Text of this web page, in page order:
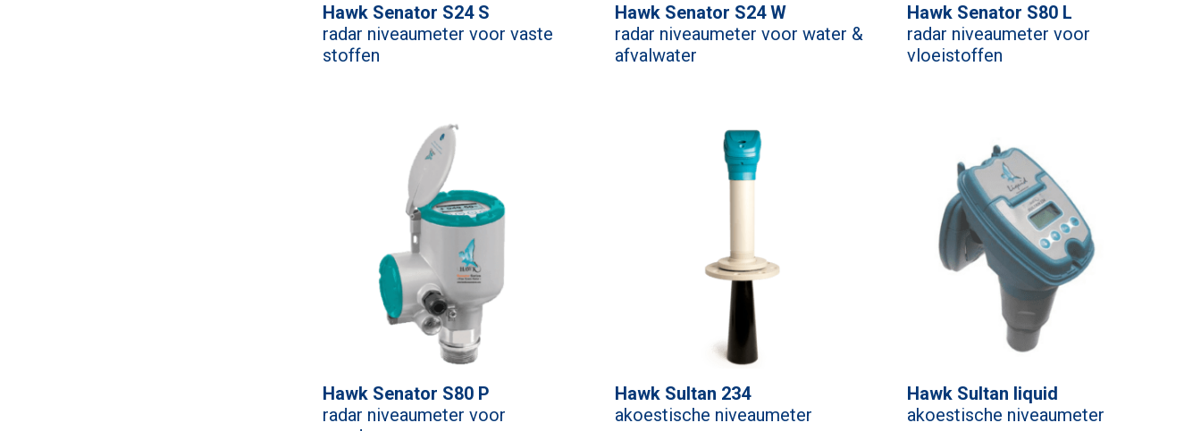
Hawk Senator S24 S
radar niveaumeter voor vaste
stoffen
Hawk Senator S24 W
radar niveaumeter voor water &
afvalwater
Hawk Senator S80 L
radar niveaumeter voor
vloeistoffen
Hawk Senator S80 P
radar niveaumeter voor
Hawk Sultan 234
akoestische niveaumeter
Hawk Sultan liquid
akoestische niveaumeter